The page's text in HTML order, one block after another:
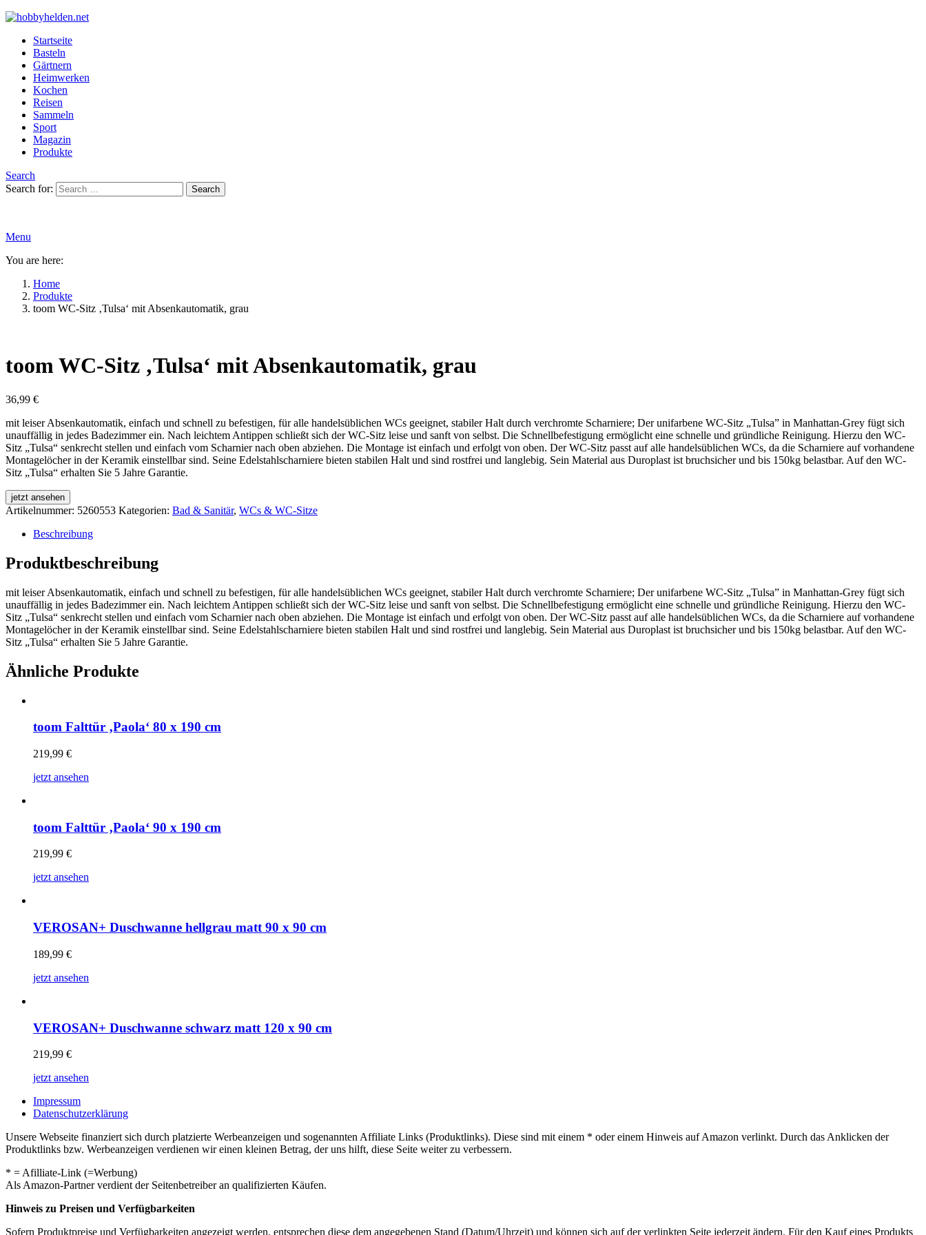
Startseite
Basteln
Gärtnern
Heimwerken
Kochen
Reisen
Sammeln
Sport
Magazin
Produkte
Search
Search for:
Search
Menu
You are here:
Home
Produkte
toom WC-Sitz ‚Tulsa‘ mit Absenkautomatik, grau
toom WC-Sitz ‚Tulsa‘ mit Absenkautomatik, grau
36,99 €
mit leiser Absenkautomatik, einfach und schnell zu befestigen, für alle handelsüblichen WCs geeignet, stabiler Halt durch verchromte Scharniere; Der unifarbene WC-Sitz „Tulsa” in Manhattan-Grey fügt sich
unauffällig in jedes Badezimmer ein. Nach leichtem Antippen schließt sich der WC-Sitz leise und sanft von selbst. Die Schnellbefestigung ermöglicht eine schnelle und gründliche Reinigung. Hierzu den WC-
Sitz „Tulsa“ senkrecht stellen und einfach vom Scharnier nach oben abziehen. Die Montage ist einfach und erfolgt von oben. Der WC-Sitz passt auf alle handelsüblichen WCs, da die Scharniere auf vorhandene
Montagelöcher in der Keramik einstellbar sind. Seine Edelstahlscharniere bieten stabilen Halt und sind rostfrei und langlebig. Sein Material aus Duroplast ist bruchsicher und bis 150kg belastbar. Auf den WC-
Sitz „Tulsa“ erhalten Sie 5 Jahre Garantie.
jetzt ansehen
Artikelnummer: 5260553 Kategorien: Bad & Sanitär, WCs & WC-Sitze
Beschreibung
Produktbeschreibung
mit leiser Absenkautomatik, einfach und schnell zu befestigen, für alle handelsüblichen WCs geeignet, stabiler Halt durch verchromte Scharniere; Der unifarbene WC-Sitz „Tulsa” in Manhattan-Grey fügt sich
unauffällig in jedes Badezimmer ein. Nach leichtem Antippen schließt sich der WC-Sitz leise und sanft von selbst. Die Schnellbefestigung ermöglicht eine schnelle und gründliche Reinigung. Hierzu den WC-
Sitz „Tulsa“ senkrecht stellen und einfach vom Scharnier nach oben abziehen. Die Montage ist einfach und erfolgt von oben. Der WC-Sitz passt auf alle handelsüblichen WCs, da die Scharniere auf vorhandene
Montagelöcher in der Keramik einstellbar sind. Seine Edelstahlscharniere bieten stabilen Halt und sind rostfrei und langlebig. Sein Material aus Duroplast ist bruchsicher und bis 150kg belastbar. Auf den WC-
Sitz „Tulsa“ erhalten Sie 5 Jahre Garantie.
Ähnliche Produkte
toom Falttür ‚Paola‘ 80 x 190 cm
219,99 €
jetzt ansehen
toom Falttür ‚Paola‘ 90 x 190 cm
219,99 €
jetzt ansehen
VEROSAN+ Duschwanne hellgrau matt 90 x 90 cm
189,99 €
jetzt ansehen
VEROSAN+ Duschwanne schwarz matt 120 x 90 cm
219,99 €
jetzt ansehen
Impressum
Datenschutzerklärung
Unsere Webseite finanziert sich durch platzierte Werbeanzeigen und sogenannten Affiliate Links (Produktlinks). Diese sind mit einem * oder einem Hinweis auf Amazon verlinkt. Durch das Anklicken der
Produktlinks bzw. Werbeanzeigen verdienen wir einen kleinen Betrag, der uns hilft, diese Seite weiter zu verbessern.
* = Afilliate-Link (=Werbung)
Als Amazon-Partner verdient der Seitenbetreiber an qualifizierten Käufen.
Hinweis zu Preisen und Verfügbarkeiten
Sofern Produktpreise und Verfügbarkeiten angezeigt werden, entsprechen diese dem angegebenen Stand (Datum/Uhrzeit) und können sich auf der verlinkten Seite jederzeit ändern. Für den Kauf eines Produkts